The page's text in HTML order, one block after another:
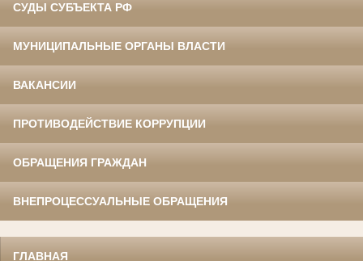
СУДЫ СУБЪЕКТА РФ
МУНИЦИПАЛЬНЫЕ ОРГАНЫ ВЛАСТИ
ВАКАНСИИ
ПРОТИВОДЕЙСТВИЕ КОРРУПЦИИ
ОБРАЩЕНИЯ ГРАЖДАН
ВНЕПРОЦЕССУАЛЬНЫЕ ОБРАЩЕНИЯ
ГЛАВНАЯ